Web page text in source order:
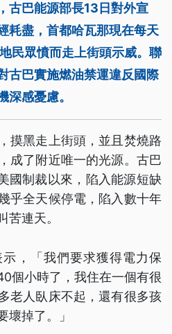
古巴能源部長13日對外宣
耗盡，首都哈瓦那現在每天
民眾憤而走上街頭示威。聯
古巴實施燃油禁運違反國際
深感憂慮。
摸黑走上街頭，並且焚燒路
成了附近唯一的光源。古巴
國制裁以來，陷入能源短缺
乎全天候停電，陷入數十年
苦連天。
，「我們要求獲得電力保
個小時了，我住在一個有很
老人臥床不起，還有很多孩
壞掉了。」